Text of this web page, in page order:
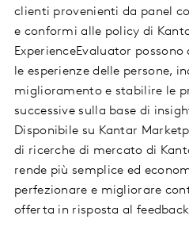
clienti provenienti da panel
e conformi alle policy di
ExperienceEvaluator
le esperienze delle persone,
miglioramento e stabilire le
successive sulla base di
Disponibile su Kantar
di ricerche di mercato di
rende più semplice ed
perfezionare e migliorare
offerta in risposta al